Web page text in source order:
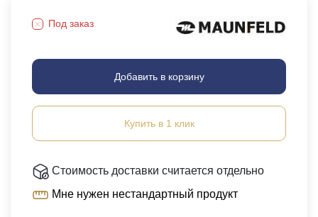
Под заказ
Добавить в корзину
Купить в 1 клик
Стоимость доставки считается отдельно
Мне нужен нестандартный продукт